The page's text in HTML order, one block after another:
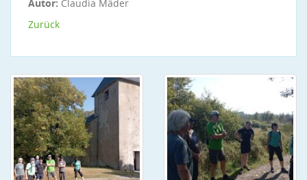
Autor: Claudia Mäder
Zurück